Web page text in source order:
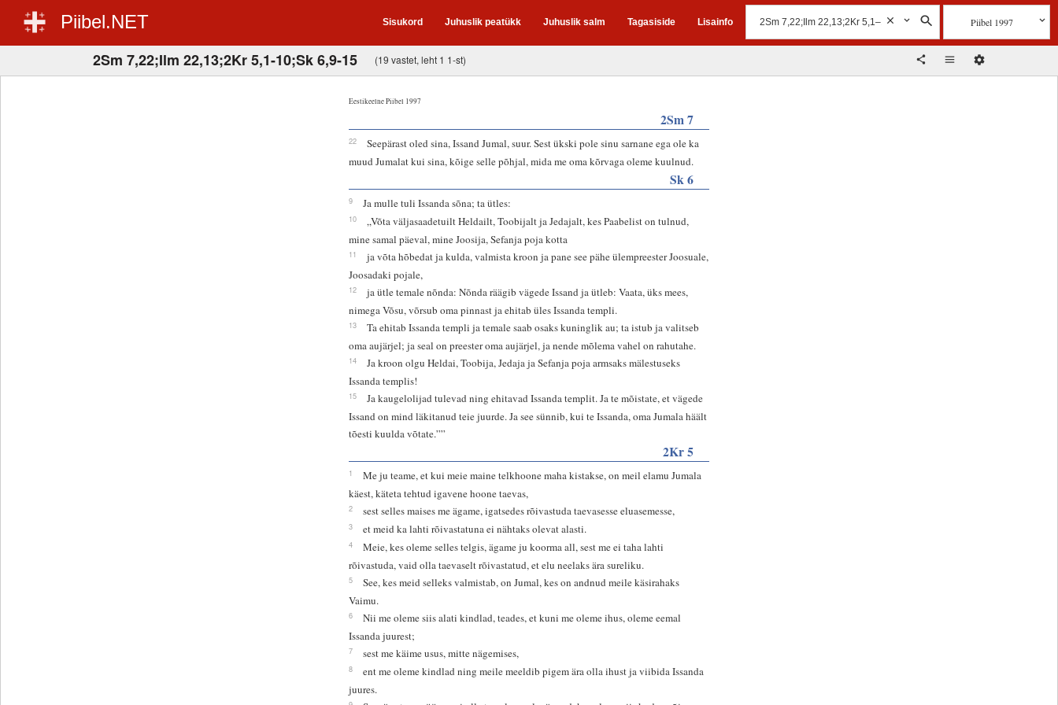
Piibel.NET Sisukord Juhuslik peatükk Juhuslik salm Tagasiside Lisainfo Piibel 1997
2Sm 7,22;Ilm 22,13;2Kr 5,1-10;Sk 6,9-15 (19 vastet, leht 1 1-st)
Eestikeelne Piibel 1997
2Sm 7
22
Seepärast oled sina, Issand Jumal, suur. Sest ükski pole sinu sarnane ega ole ka
muud Jumalat kui sina, kõige selle põhjal, mida me oma kõrvaga oleme kuulnud.
Sk 6
9 Ja mulle tuli Issanda sõna; ta ütles:
10
„Võta väljasaadetuilt Heldailt, Toobijalt ja Jedajalt, kes Paabelist on tulnud,
mine samal päeval, mine Joosija, Sefanja poja kotta
11
ja võta hõbedat ja kulda, valmista kroon ja pane see pähe ülempreester Joosuale,
Joosadaki pojale,
12
ja ütle temale nõnda: Nõnda räägib vägede Issand ja ütleb: Vaata, üks mees,
nimega Võsu, võrsub oma pinnast ja ehitab üles Issanda templi.
13
Ta ehitab Issanda templi ja temale saab osaks kuninglik au; ta istub ja valitseb
oma aujärjel; ja seal on preester oma aujärjel, ja nende mõlema vahel on rahutahe.
14
Ja kroon olgu Heldai, Toobija, Jedaja ja Sefanja poja armsaks mälestuseks
Issanda templis!
15
Ja kaugelolijad tulevad ning ehitavad Issanda templit. Ja te mõistate, et vägede
Issand on mind läkitanud teie juurde. Ja see sünnib, kui te Issanda, oma Jumala häält
tõesti kuulda võtate.””
2Kr 5
1
Me ju teame, et kui meie maine telkhoone maha kistakse, on meil elamu Jumala
käest, käteta tehtud igavene hoone taevas,
2 sest selles maises me ägame, igatsedes rõivastuda taevasesse eluasemesse,
3 et meid ka lahti rõivastatuna ei nähtaks olevat alasti.
4
Meie, kes oleme selles telgis, ägame ju koorma all, sest me ei taha lahti
rõivastuda, vaid olla taevaselt rõivastatud, et elu neelaks ära sureliku.
5
See, kes meid selleks valmistab, on Jumal, kes on andnud meile käsirahaks
Vaimu.
6
Nii me oleme siis alati kindlad, teades, et kuni me oleme ihus, oleme eemal
Issanda juurest;
7 sest me käime usus, mitte nägemises,
8
ent me oleme kindlad ning meile meeldib pigem ära olla ihust ja viibida Issanda
juures.